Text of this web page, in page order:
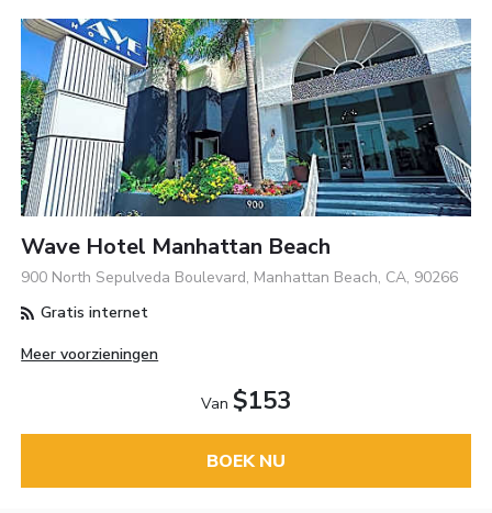
Wave Hotel Manhattan Beach
900 North Sepulveda Boulevard, Manhattan Beach, CA, 90266
Gratis internet
Meer voorzieningen
Van $153
BOEK NU